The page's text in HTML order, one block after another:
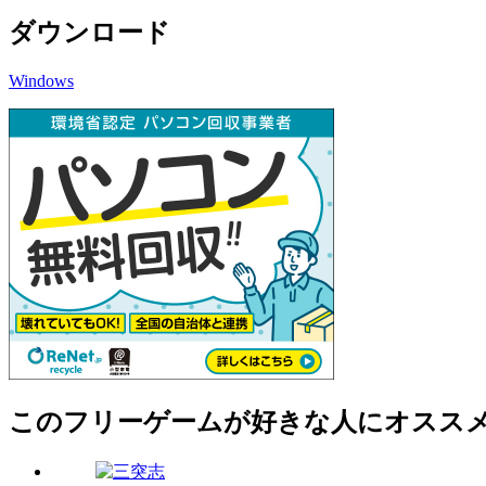
ダウンロード
Windows
このフリーゲームが好きな人にオスス